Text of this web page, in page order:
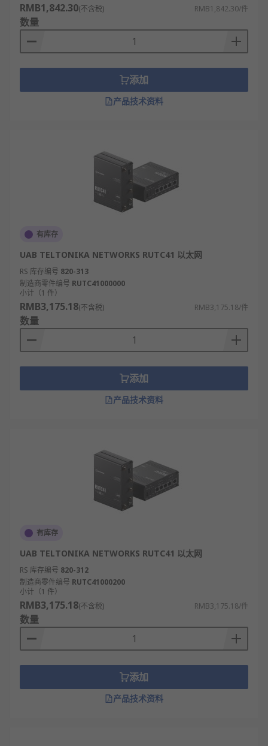
RMB1,842.30(不含税) RMB1,842.30/件
数量
添加
产品技术资料
有库存
UAB TELTONIKA NETWORKS RUTC41 以太网
RS 库存编号 820-313
制造商零件编号 RUTC41000000
小计（1 件）
RMB3,175.18(不含税) RMB3,175.18/件
数量
添加
产品技术资料
有库存
UAB TELTONIKA NETWORKS RUTC41 以太网
RS 库存编号 820-312
制造商零件编号 RUTC41000200
小计（1 件）
RMB3,175.18(不含税) RMB3,175.18/件
数量
添加
产品技术资料